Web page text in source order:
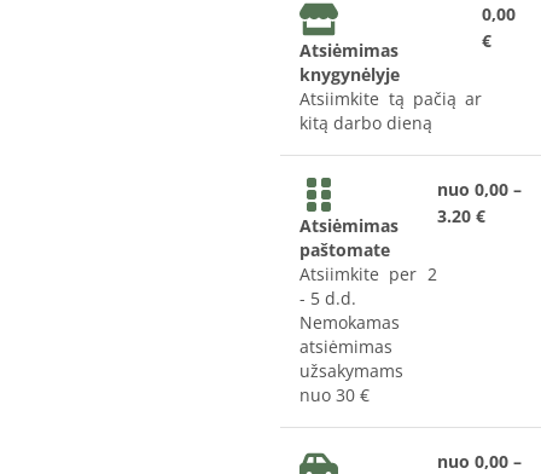
Atsiėmimas
knygynėlyje
Atsiimkite tą pačią ar
kitą darbo dieną
0,00
€
Atsiėmimas
paštomate
Atsiimkite per 2
- 5 d.d.
Nemokamas
atsiėmimas
užsakymams
nuo 30 €
nuo 0,00 –
3.20 €
nuo 0,00 –